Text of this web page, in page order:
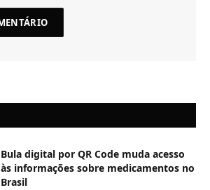
Bula digital por QR Code muda acesso
às informações sobre medicamentos no
Brasil